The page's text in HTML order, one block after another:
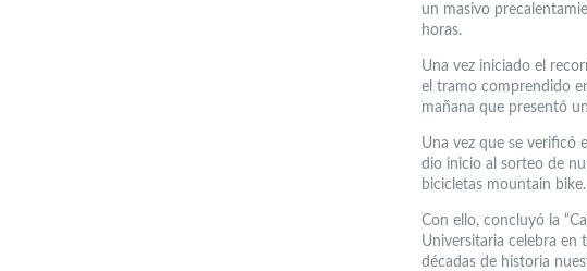
un masivo
horas.
Una vez iniciado el
el tramo comprendido
mañana que presentó
Una vez que se verificó
dio inicio al sorteo de
bicicletas mountain bike.
Con ello, concluyó la
Universitaria celebra en
décadas de historia